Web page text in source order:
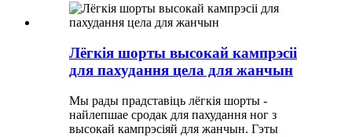
Лёгкія шорты высокай кампрэсіі
для пахудання цела для жанчын
Мы рады прадставіць лёгкія шорты -
найлепшае сродак для пахудання ног з
высокай кампрэсіяй для жанчын. Гэты